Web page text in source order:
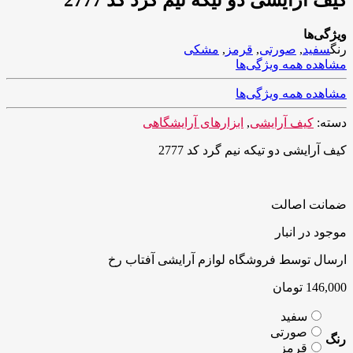
ویژگی‌ها
رنگسفید, صورتی, قرمز , مشکی
مشاهده همه ویژگی‌ها
مشاهده همه ویژگی‌ها
دسته: کیف آرایشی, ابزارهای آرایشگاهی
کیف آرایشی دو تیکه نیم گرد کد 2777
ضمانت اصالت
موجود در انبار
ارسال توسط فروشگاه لوازم آرایشی آفتاب رخ
146,000 تومان
رنگ
سفید
صورتی
قرمز